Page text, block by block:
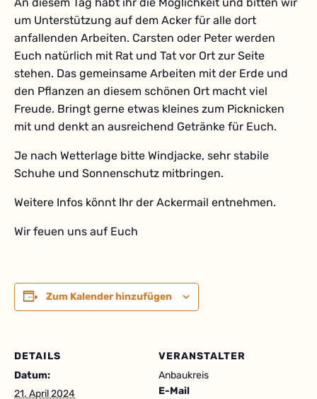
um Unterstützung auf dem Acker für alle dort
anfallenden Arbeiten. Carsten oder Peter werden
Euch natürlich mit Rat und Tat vor Ort zur Seite
stehen. Das gemeinsame Arbeiten mit der Erde und
den Pflanzen an diesem schönen Ort macht viel
Freude. Bringt gerne etwas kleines zum Picknicken
mit und denkt an ausreichend Getränke für Euch.
Je nach Wetterlage bitte Windjacke, sehr stabile
Schuhe und Sonnenschutz mitbringen.
Weitere Infos könnt Ihr der Ackermail entnehmen.
Wir feuen uns auf Euch
Zum Kalender hinzufügen
DETAILS
Datum:
21. April 2024
VERANSTALTER
Anbaukreis
E-Mail